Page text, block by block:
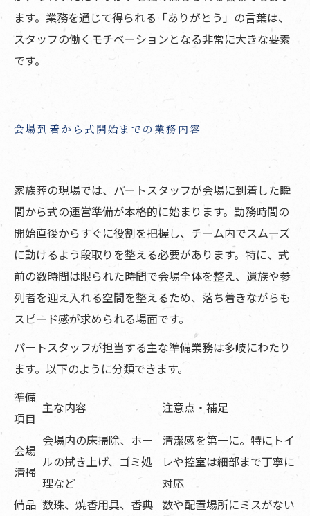
ます。業務を通じて得られる「ありがとう」の言葉は、
スタッフの働くモチベーションとなる非常に大きな要素
です。
会場到着から式開始までの業務内容
家族葬の現場では、パートスタッフが会場に到着した瞬
間から式の運営準備が本格的に始まります。勤務時間の
開始直後からすぐに役割を把握し、チーム内でスムーズ
に動けるよう段取りを整える必要があります。特に、式
前の数時間は限られた時間で会場全体を整え、遺族や参
列者を迎え入れる空間を整えるため、落ち着きながらも
スピード感が求められる場面です。
パートスタッフが担当する主な準備業務は多岐にわたり
ます。以下のように分類できます。
準備
項目
主な内容 注意点・補足
会場
清掃
会場内の床掃除、ホー
ルの拭き上げ、ゴミ処
理など
清潔感を第一に。特にトイ
レや控室は細部まで丁寧に
対応
備品 数珠、焼香用具、香典 数や配置場所にミスがない